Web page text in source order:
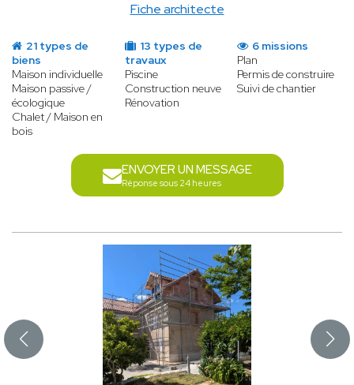
Fiche architecte
21 types de
biens
Maison individuelle
Maison passive /
écologique
Chalet / Maison en
bois
13 types de
travaux
Piscine
Construction neuve
Rénovation
6 missions
Plan
Permis de construire
Suivi de chantier
ENVOYER UN MESSAGE
Réponse sous 24 heures